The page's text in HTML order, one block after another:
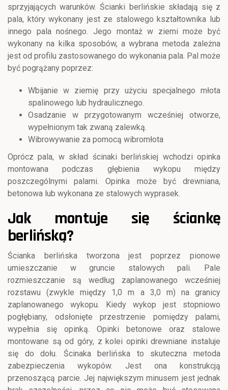
sprzyjających warunków. Ścianki berlińskie składają się z
pala, który wykonany jest ze stalowego kształtownika lub
innego pala nośnego. Jego montaż w ziemi może być
wykonany na kilka sposobów, a wybrana metoda zależna
jest od profilu zastosowanego do wykonania pala. Pal może
być pogrążany poprzez:
Wbijanie w ziemię przy użyciu specjalnego młota
spalinowego lub hydraulicznego.
Osadzanie w przygotowanym wcześniej otworze,
wypełnionym tak zwaną zalewką.
Wibrowywanie za pomocą wibromłota
Oprócz pala, w skład ścinaki berlińskiej wchodzi opinka
montowana podczas głębienia wykopu między
poszczególnymi palami. Opinka może być drewniana,
betonowa lub wykonana ze stalowych wyprasek.
Jak montuje się ściankę
berlińską?
Ścianka berlińska tworzona jest poprzez pionowe
umieszczanie w gruncie stalowych pali. Pale
rozmieszczanie są według zaplanowanego wcześniej
rozstawu (zwykle między 1,0 m a 3,0 m) na granicy
zaplanowanego wykopu. Kiedy wykop jest stopniowo
pogłębiany, odsłonięte przestrzenie pomiędzy palami,
wypełnia się opinką. Opinki betonowe oraz stalowe
montowane są od góry, z kolei opinki drewniane instaluje
się do dołu. Ścinaka berlińska to skuteczna metoda
zabezpieczenia wykopów. Jest ona konstrukcją
przenoszącą parcie. Jej największym minusem jest jednak